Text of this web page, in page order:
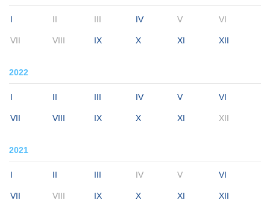
I II III IV V VI
VII VIII IX X XI XII
2022
I II III IV V VI
VII VIII IX X XI XII
2021
I II III IV V VI
VII VIII IX X XI XII